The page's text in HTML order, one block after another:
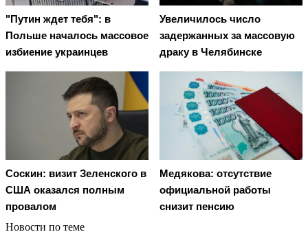
"Путин ждет тебя": в
Польше началось массовое
избиение украинцев
Увеличилось число
задержанных за массовую
драку в Челябинске
Соскин: визит Зеленского в
США оказался полным
провалом
Медякова: отсутствие
официальной работы
снизит пенсию
Новости по теме